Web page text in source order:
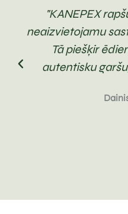
"KANEPEX
neaizvietojamu
Tā piešķir
autentisku